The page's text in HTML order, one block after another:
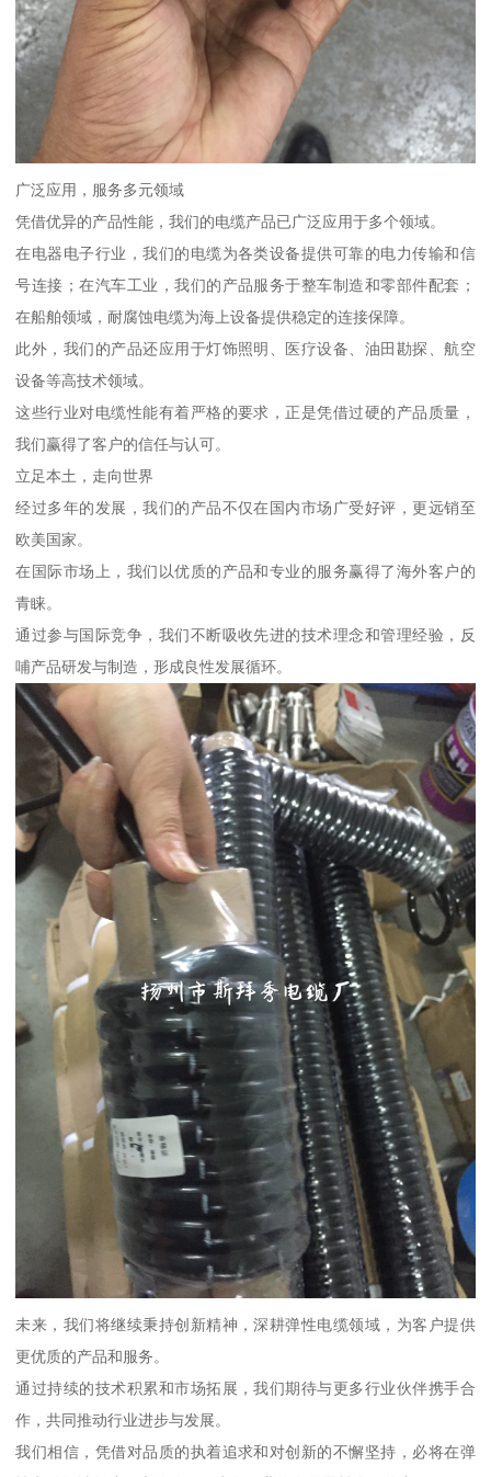
广泛应用，服务多元领域
凭借优异的产品性能，我们的电缆产品已广泛应用于多个领域。
在电器电子行业，我们的电缆为各类设备提供可靠的电力传输和信
号连接；在汽车工业，我们的产品服务于整车制造和零部件配套；
在船舶领域，耐腐蚀电缆为海上设备提供稳定的连接保障。
此外，我们的产品还应用于灯饰照明、医疗设备、油田勘探、航空
设备等高技术领域。
这些行业对电缆性能有着严格的要求，正是凭借过硬的产品质量，
我们赢得了客户的信任与认可。
立足本土，走向世界
经过多年的发展，我们的产品不仅在国内市场广受好评，更远销至
欧美国家。
在国际市场上，我们以优质的产品和专业的服务赢得了海外客户的
青睐。
通过参与国际竞争，我们不断吸收先进的技术理念和管理经验，反
哺产品研发与制造，形成良性发展循环。
未来，我们将继续秉持创新精神，深耕弹性电缆领域，为客户提供
更优质的产品和服务。
通过持续的技术积累和市场拓展，我们期待与更多行业伙伴携手合
作，共同推动行业进步与发展。
我们相信，凭借对品质的执着追求和对创新的不懈坚持，必将在弹